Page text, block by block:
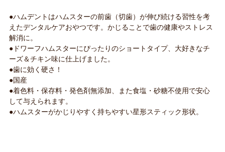
●ハムデントはハムスターの前歯（切歯）が伸び続ける習性を考
えたデンタルケアおやつです。かじることで歯の健康やストレス
解消に。
●ドワーフハムスターにぴったりのショートタイプ、大好きなチ
ーズ＆チキン味に仕上げました。
●歯に効く硬さ！
●国産
●着色料・保存料・発色剤無添加、また食塩・砂糖不使用で安心
して与えられます。
●ハムスターがかじりやすく持ちやすい星形スティック形状。